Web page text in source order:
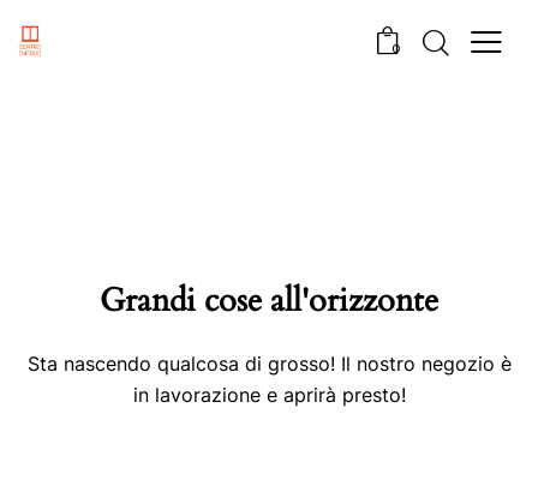
0
Grandi cose all'orizzonte
Sta nascendo qualcosa di grosso! Il nostro negozio è
in lavorazione e aprirà presto!